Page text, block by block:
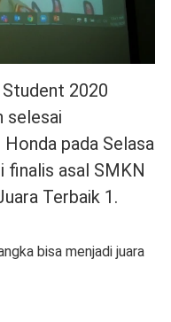
2020
selesai
pada Selasa
finalis asal SMKN
Terbaik 1.
bisa menjadi juara